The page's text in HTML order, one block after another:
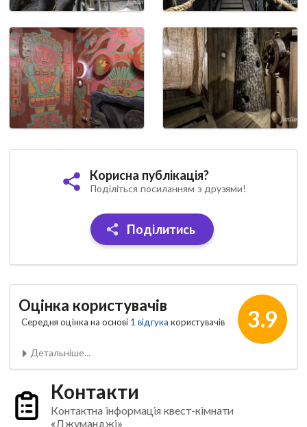
Корисна публікація?
Поділіться посиланням з друзями!
Поділитись
3.9
Оцінка користувачів
Середня оцінка на основі 1 відгука користувачів
Детальніше...
Контакти
Контактна інформація квест-кімнати
«Джуманджі»